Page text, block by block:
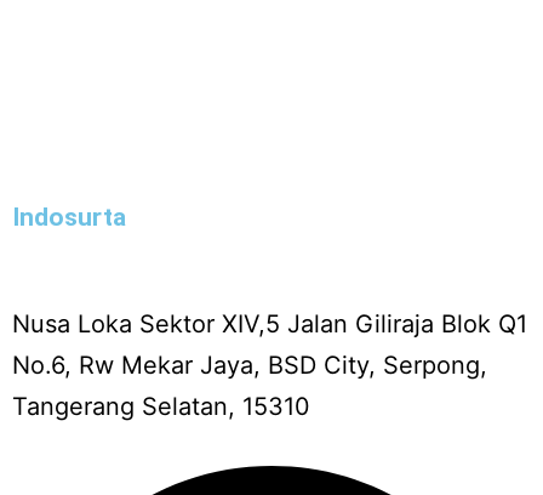
Indosurta
Nusa Loka Sektor XIV,5 Jalan Giliraja Blok Q1
No.6, Rw Mekar Jaya, BSD City, Serpong,
Tangerang Selatan, 15310